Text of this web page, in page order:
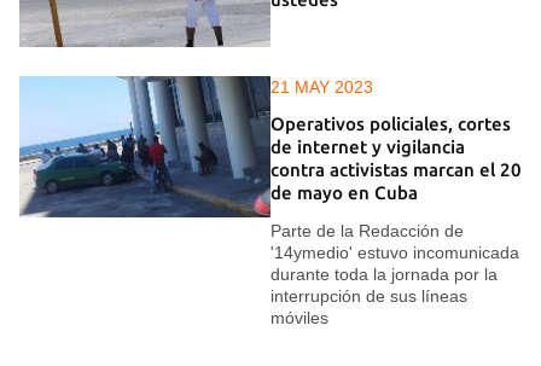
21 MAY 2023
Operativos policiales, cortes
de internet y vigilancia
contra activistas marcan el 20
de mayo en Cuba
Parte de la Redacción de
'14ymedio' estuvo incomunicada
durante toda la jornada por la
interrupción de sus líneas
móviles